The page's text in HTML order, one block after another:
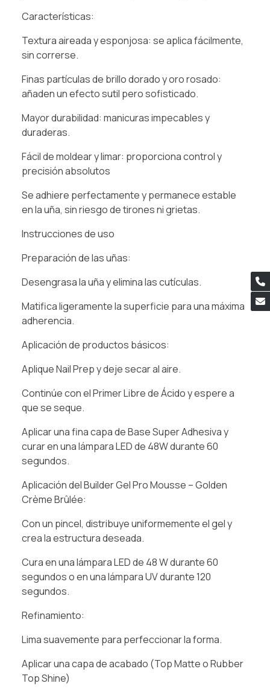
Características:
Textura aireada y esponjosa: se aplica fácilmente,
sin correrse.
Finas partículas de brillo dorado y oro rosado:
añaden un efecto sutil pero sofisticado.
Mayor durabilidad: manicuras impecables y
duraderas.
Fácil de moldear y limar: proporciona control y
precisión absolutos
Se adhiere perfectamente y permanece estable
en la uña, sin riesgo de tirones ni grietas.
Instrucciones de uso
Preparación de las uñas:
Desengrasa la uña y elimina las cutículas.
Matifica ligeramente la superficie para una máxima
adherencia.
Aplicación de productos básicos:
Aplique Nail Prep y deje secar al aire.
Continúe con el Primer Libre de Ácido y espere a
que se seque.
Aplicar una fina capa de Base Super Adhesiva y
curar en una lámpara LED de 48W durante 60
segundos.
Aplicación del Builder Gel Pro Mousse – Golden
Crème Brûlée:
Con un pincel, distribuye uniformemente el gel y
crea la estructura deseada.
Cura en una lámpara LED de 48 W durante 60
segundos o en una lámpara UV durante 120
segundos.
Refinamiento:
Lima suavemente para perfeccionar la forma.
Aplicar una capa de acabado (Top Matte o Rubber
Top Shine)